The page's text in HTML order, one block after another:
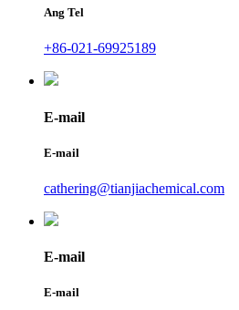
Ang Tel
+86-021-69925189
E-mail
E-mail
cathering@tianjiachemical.com
E-mail
E-mail